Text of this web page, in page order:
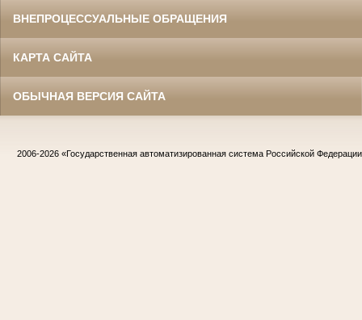
ВНЕПРОЦЕССУАЛЬНЫЕ ОБРАЩЕНИЯ
КАРТА САЙТА
ОБЫЧНАЯ ВЕРСИЯ САЙТА
2006-2026 «Государственная автоматизированная система Российской